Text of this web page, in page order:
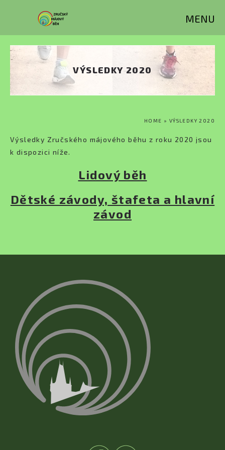
MENU
VÝSLEDKY 2020
HOME » VÝSLEDKY 2020
Výsledky Zručského májového běhu z roku 2020 jsou
k dispozici níže.
Lidový běh
Dětské závody, štafeta a hlavní
závod